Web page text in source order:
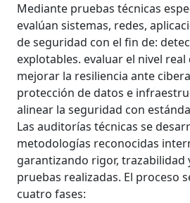
Mediante pruebas técnicas
evalúan sistemas, redes,
de seguridad con el fin de:
explotables. evaluar el nivel real
mejorar la resiliencia ante
protección de datos e
alinear la seguridad con
Las auditorías técnicas se
metodologías reconocidas
garantizando rigor, trazabilidad
pruebas realizadas. El proceso
cuatro fases: